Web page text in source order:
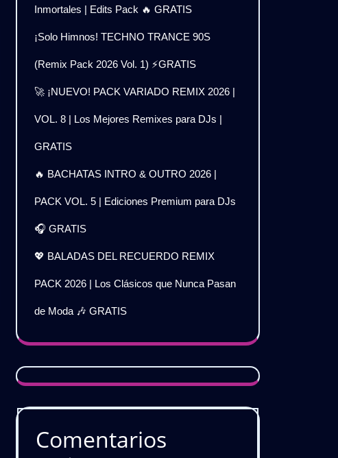
Inmortales | Edits Pack 🔥 GRATIS
¡Solo Himnos! TECHNO TRANCE 90S
(Remix Pack 2026 Vol. 1) ⚡GRATIS
🚀 ¡NUEVO! PACK VARIADO REMIX 2026 |
VOL. 8 | Los Mejores Remixes para DJs |
GRATIS
🔥 BACHATAS INTRO & OUTRO 2026 |
PACK VOL. 5 | Ediciones Premium para DJs
🎧 GRATIS
💖 BALADAS DEL RECUERDO REMIX
PACK 2026 | Los Clásicos que Nunca Pasan
de Moda 🎶 GRATIS
Comentarios